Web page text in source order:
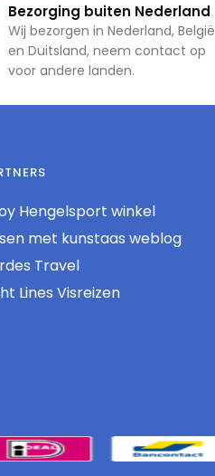
Bezorging buiten Nederland
Wij bezorgen in Nederland, België
en Duitsland, neem contact op
voor andere landen.
Hengelsport winkel
met kunstaas weblog
Travel
Lines Visreizen